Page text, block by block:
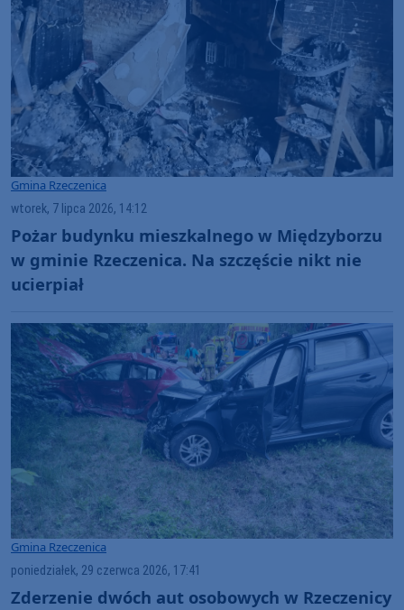
Gmina Rzeczenica
wtorek, 7 lipca 2026, 14:12
Pożar budynku mieszkalnego w Międzyborzu
w gminie Rzeczenica. Na szczęście nikt nie
ucierpiał
Gmina Rzeczenica
poniedziałek, 29 czerwca 2026, 17:41
Zderzenie dwóch aut osobowych w Rzeczenicy